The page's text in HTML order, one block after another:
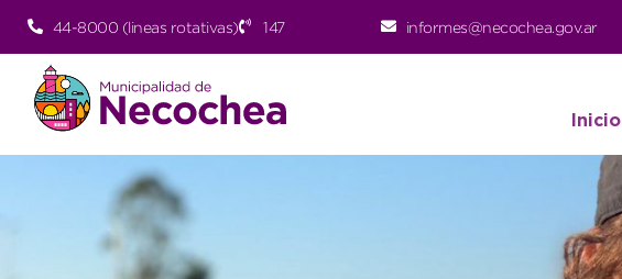
44-8000 (lineas rotativas) 147 informes@necochea.gov.ar
Inicio